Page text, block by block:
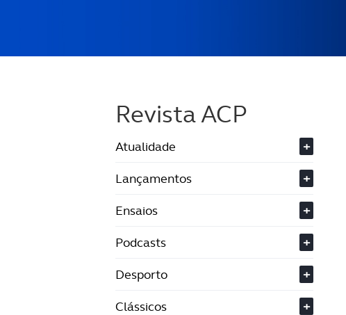
Revista ACP
Atualidade
+
Lançamentos
+
Ensaios
+
Podcasts
+
Desporto
+
Clássicos
+